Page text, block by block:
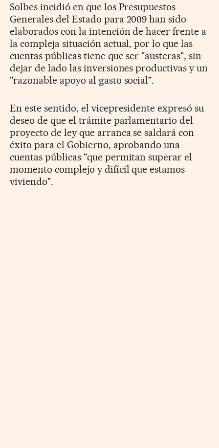
Solbes incidió en que los Presupuestos
Generales del Estado para 2009 han sido
elaborados con la intención de hacer frente a
la compleja situación actual, por lo que las
cuentas públicas tiene que ser "austeras", sin
dejar de lado las inversiones productivas y un
"razonable apoyo al gasto social".
En este sentido, el vicepresidente expresó su
deseo de que el trámite parlamentario del
proyecto de ley que arranca se saldará con
éxito para el Gobierno, aprobando una
cuentas públicas "que permitan superar el
momento complejo y difícil que estamos
viviendo".